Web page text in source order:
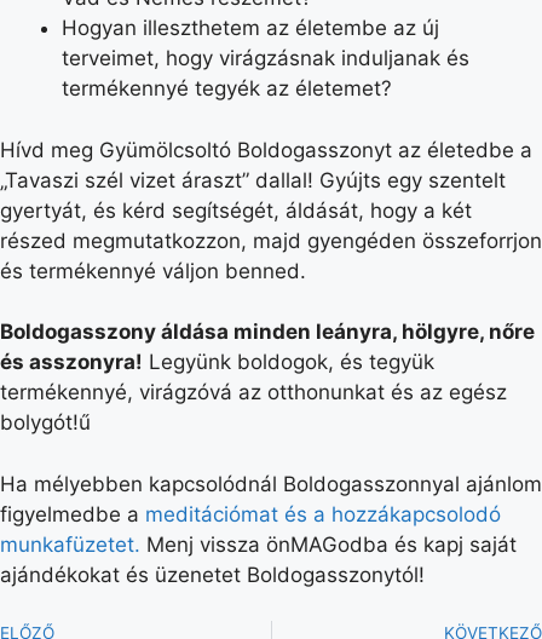
Hogyan illeszthetem az életembe az új
terveimet, hogy virágzásnak induljanak és
termékennyé tegyék az életemet?
Hívd meg Gyümölcsoltó Boldogasszonyt az életedbe a
„Tavaszi szél vizet áraszt” dallal! Gyújts egy szentelt
gyertyát, és kérd segítségét, áldását, hogy a két
részed megmutatkozzon, majd gyengéden összeforrjon
és termékennyé váljon benned.
Boldogasszony áldása minden leányra, hölgyre, nőre
és asszonyra! Legyünk boldogok, és tegyük
termékennyé, virágzóvá az otthonunkat és az egész
bolygót!ű
Ha mélyebben kapcsolódnál Boldogasszonnyal ajánlom
figyelmedbe a meditációmat és a hozzákapcsolodó
munkafüzetet. Menj vissza önMAGodba és kapj saját
ajándékokat és üzenetet Boldogasszonytól!
ELŐZŐ KÖVETKEZŐ